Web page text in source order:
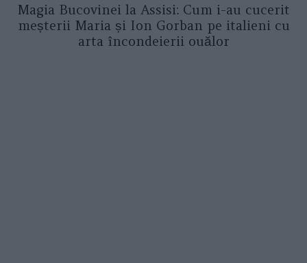
Magia Bucovinei la Assisi: Cum i-au cucerit
meșterii Maria și Ion Gorban pe italieni cu
arta încondeierii ouălor